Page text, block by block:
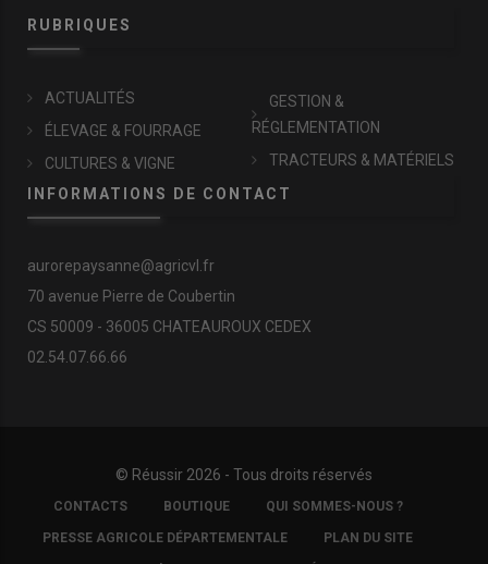
RUBRIQUES
ACTUALITÉS
ÉLEVAGE & FOURRAGE
CULTURES & VIGNE
GESTION &
RÉGLEMENTATION
TRACTEURS & MATÉRIELS
INFORMATIONS DE CONTACT
aurorepaysanne@agricvl.fr
70 avenue Pierre de Coubertin
CS 50009 - 36005 CHATEAUROUX CEDEX
02.54.07.66.66
© Réussir 2026 - Tous droits réservés
FOOTER
COPYRIGHT
CONTACTS BOUTIQUE QUI SOMMES-NOUS ?
PRESSE AGRICOLE DÉPARTEMENTALE PLAN DU SITE